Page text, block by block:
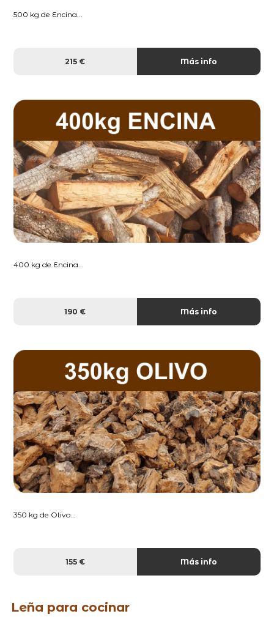
500 kg de Encina...
215 € Más info
400 kg de Encina...
190 € Más info
350 kg de Olivo...
155 € Más info
Leña para cocinar